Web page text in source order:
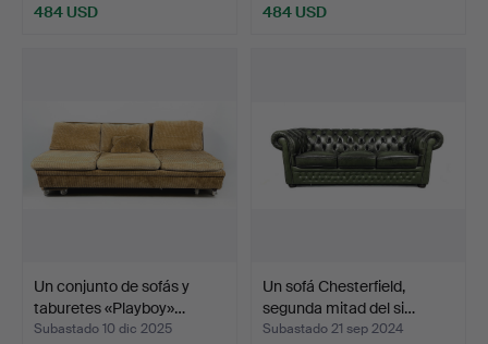
484 USD 484 USD
Un conjunto de sofás y
taburetes «Playboy»…
Subastado 10 dic 2025
Un sofá Chesterfield,
segunda mitad del si…
Subastado 21 sep 2024